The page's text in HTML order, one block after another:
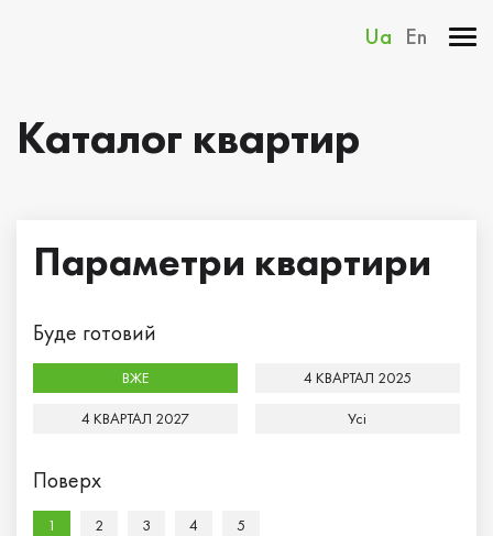
Ua En
Каталог квартир
Параметри квартири
Буде готовий
ВЖЕ 4 КВАРТАЛ 2025
4 КВАРТАЛ 2027 Усi
Поверх
1 2 3 4 5